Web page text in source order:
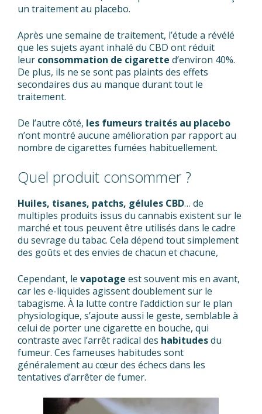
un traitement au placebo.
Après une semaine de traitement, l’étude a révélé
que les sujets ayant inhalé du CBD ont réduit
leur consommation de cigarette d’environ 40%.
De plus, ils ne se sont pas plaints des effets
secondaires dus au manque durant tout le
traitement.
De l’autre côté, les fumeurs traités au placebo
n’ont montré aucune amélioration par rapport au
nombre de cigarettes fumées habituellement.
Quel produit consommer ?
Huiles, tisanes, patchs, gélules CBD… de
multiples produits issus du cannabis existent sur le
marché et tous peuvent être utilisés dans le cadre
du sevrage du tabac. Cela dépend tout simplement
des goûts et des envies de chacun et chacune,
Cependant, le vapotage est souvent mis en avant,
car les e-liquides agissent doublement sur le
tabagisme. À la lutte contre l’addiction sur le plan
physiologique, s’ajoute aussi le geste, semblable à
celui de porter une cigarette en bouche, qui
contraste avec l’arrêt radical des habitudesdu
fumeur. Ces fameuses habitudes sont
généralement au cœur des échecs dans les
tentatives d’arrêter de fumer.